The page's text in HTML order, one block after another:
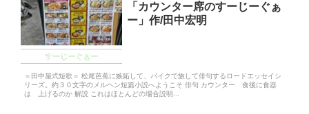
すーじーぐぁー
「カウンター席のすーじーぐぁ
ー」作/田中宏明
＝田中屋式短歌＝ 松尾芭蕉に嫉妬して、バイクで旅して俳句するロードエッセイシ
リーズ。約３０文字のメルヘン短篇小説へようこそ 俳句 カウンター 食後に食器
は 上げるのか 解説 これはほとんどの場合説明...